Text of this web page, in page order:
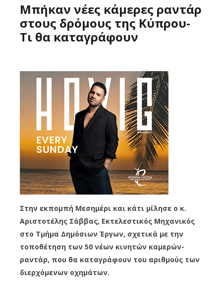
Μπήκαν νέες κάμερες ραντάρ
στους δρόμους της Κύπρου-
Τι θα καταγράφουν
Στην εκπομπή Μεσημέρι και κάτι μίλησε ο κ.
Αριστοτέλης Σάββας, Εκτελεστικός Μηχανικός
στο Τμήμα Δημόσιων Έργων, σχετικά με την
τοποθέτηση των 50 νέων κινητών καμερών-
ραντάρ, που θα καταγράφουν του αριθμούς των
διερχόμενων οχημάτων.